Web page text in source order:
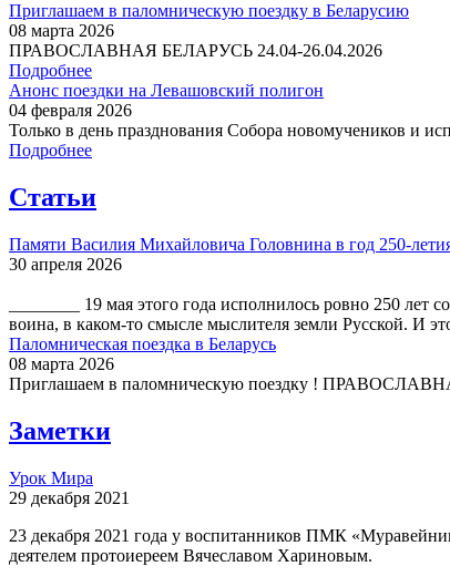
Приглашаем в паломническую поездку в Беларусию
08 марта 2026
ПРАВОСЛАВНАЯ БЕЛАРУСЬ 24.04-26.04.2026
Подробнее
Анонс поездки на Левашовский полигон
04 февраля 2026
Только в день празднования Собора новомучеников и
Подробнее
Статьи
Памяти Василия Михайловича Головнина в год 250-
30 апреля 2026
________ 19 мая этого года исполнилось ровно 250
воина, в каком-то смысле мыслителя земли Русской. И
Паломническая поездка в Беларусь
08 марта 2026
Приглашаем в паломническую поездку !
Заметки
Урок Мира
29 декабря 2021
23 декабря 2021 года у воспитанников ПМК
деятелем протоиереем Вячеславом Хариновым.